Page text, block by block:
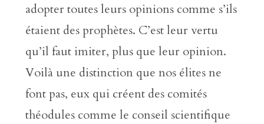
adopter toutes leurs opinions comme s’ils
étaient des prophètes. C’est leur vertu
qu’il faut imiter, plus que leur opinion.
Voilà une distinction que nos élites ne
font pas, eux qui créent des comités
théodules comme le conseil scientifique